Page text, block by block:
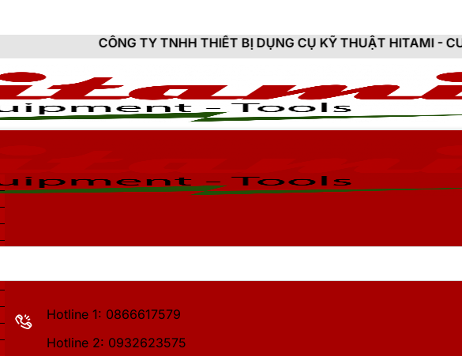
CÔNG TY TNHH THIẾT BỊ DỤNG CỤ KỸ THUẬT HITAMI - CUNG CẤP SẢN
Hotline 1: 0866617579
Hotline 2: 0932623575